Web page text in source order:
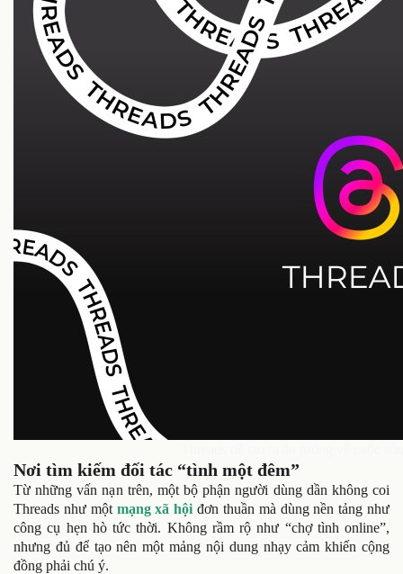
Nơi tìm kiếm đối tác “tình một đêm”
Từ những vấn nạn trên, một bộ phận người dùng dần không coi
Threads như một mạng xã hội đơn thuần mà dùng nền tảng như
công cụ hẹn hò tức thời. Không rầm rộ như “chợ tình online”,
nhưng đủ để tạo nên một mảng nội dung nhạy cảm khiến cộng
đồng phải chú ý.